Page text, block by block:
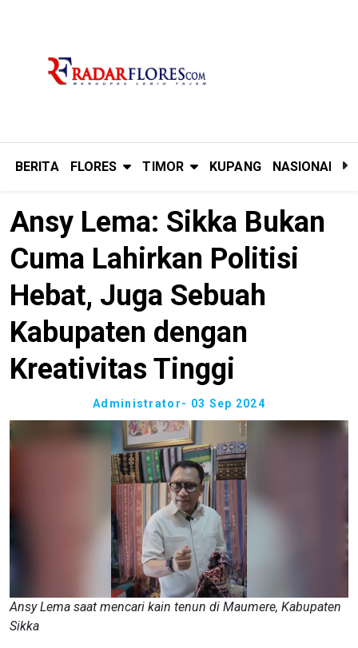
BERITA FLORES TIMOR KUPANG NASIONAL
Ansy Lema: Sikka Bukan
Cuma Lahirkan Politisi
Hebat, Juga Sebuah
Kabupaten dengan
Kreativitas Tinggi
Administrator- 03 Sep 2024
Ansy Lema saat mencari kain tenun di Maumere, Kabupaten
Sikka